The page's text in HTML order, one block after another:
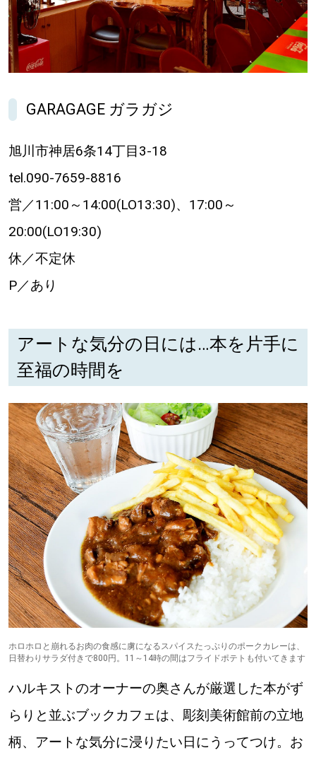
GARAGAGE ガラガジ
旭川市神居6条14丁目3-18
tel.090-7659-8816
営／11:00～14:00(LO13:30)、17:00～
20:00(LO19:30)
休／不定休
P／あり
アートな気分の日には…本を片手に
至福の時間を
ホロホロと崩れるお肉の食感に虜になるスパイスたっぷりのポークカレーは、
日替わりサラダ付きで800円。11～14時の間はフライドポテトも付いてきます
ハルキストのオーナーの奥さんが厳選した本がず
らりと並ぶブックカフェは、彫刻美術館前の立地
柄、アートな気分に浸りたい日にうってつけ。お